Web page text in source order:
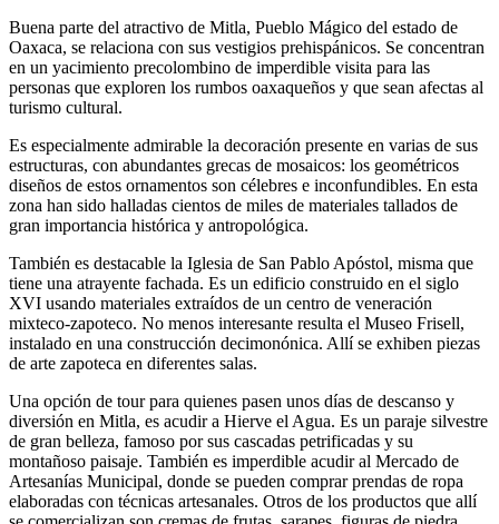
Buena parte del atractivo de Mitla, Pueblo Mágico del estado de
Oaxaca, se relaciona con sus vestigios prehispánicos. Se concentran
en un yacimiento precolombino de imperdible visita para las
personas que exploren los rumbos oaxaqueños y que sean afectas al
turismo cultural.
Es especialmente admirable la decoración presente en varias de sus
estructuras, con abundantes grecas de mosaicos: los geométricos
diseños de estos ornamentos son célebres e inconfundibles. En esta
zona han sido halladas cientos de miles de materiales tallados de
gran importancia histórica y antropológica.
También es destacable la Iglesia de San Pablo Apóstol, misma que
tiene una atrayente fachada. Es un edificio construido en el siglo
XVI usando materiales extraídos de un centro de veneración
mixteco-zapoteco. No menos interesante resulta el Museo Frisell,
instalado en una construcción decimonónica. Allí se exhiben piezas
de arte zapoteca en diferentes salas.
Una opción de tour para quienes pasen unos días de descanso y
diversión en Mitla, es acudir a Hierve el Agua. Es un paraje silvestre
de gran belleza, famoso por sus cascadas petrificadas y su
montañoso paisaje. También es imperdible acudir al Mercado de
Artesanías Municipal, donde se pueden comprar prendas de ropa
elaboradas con técnicas artesanales. Otros de los productos que allí